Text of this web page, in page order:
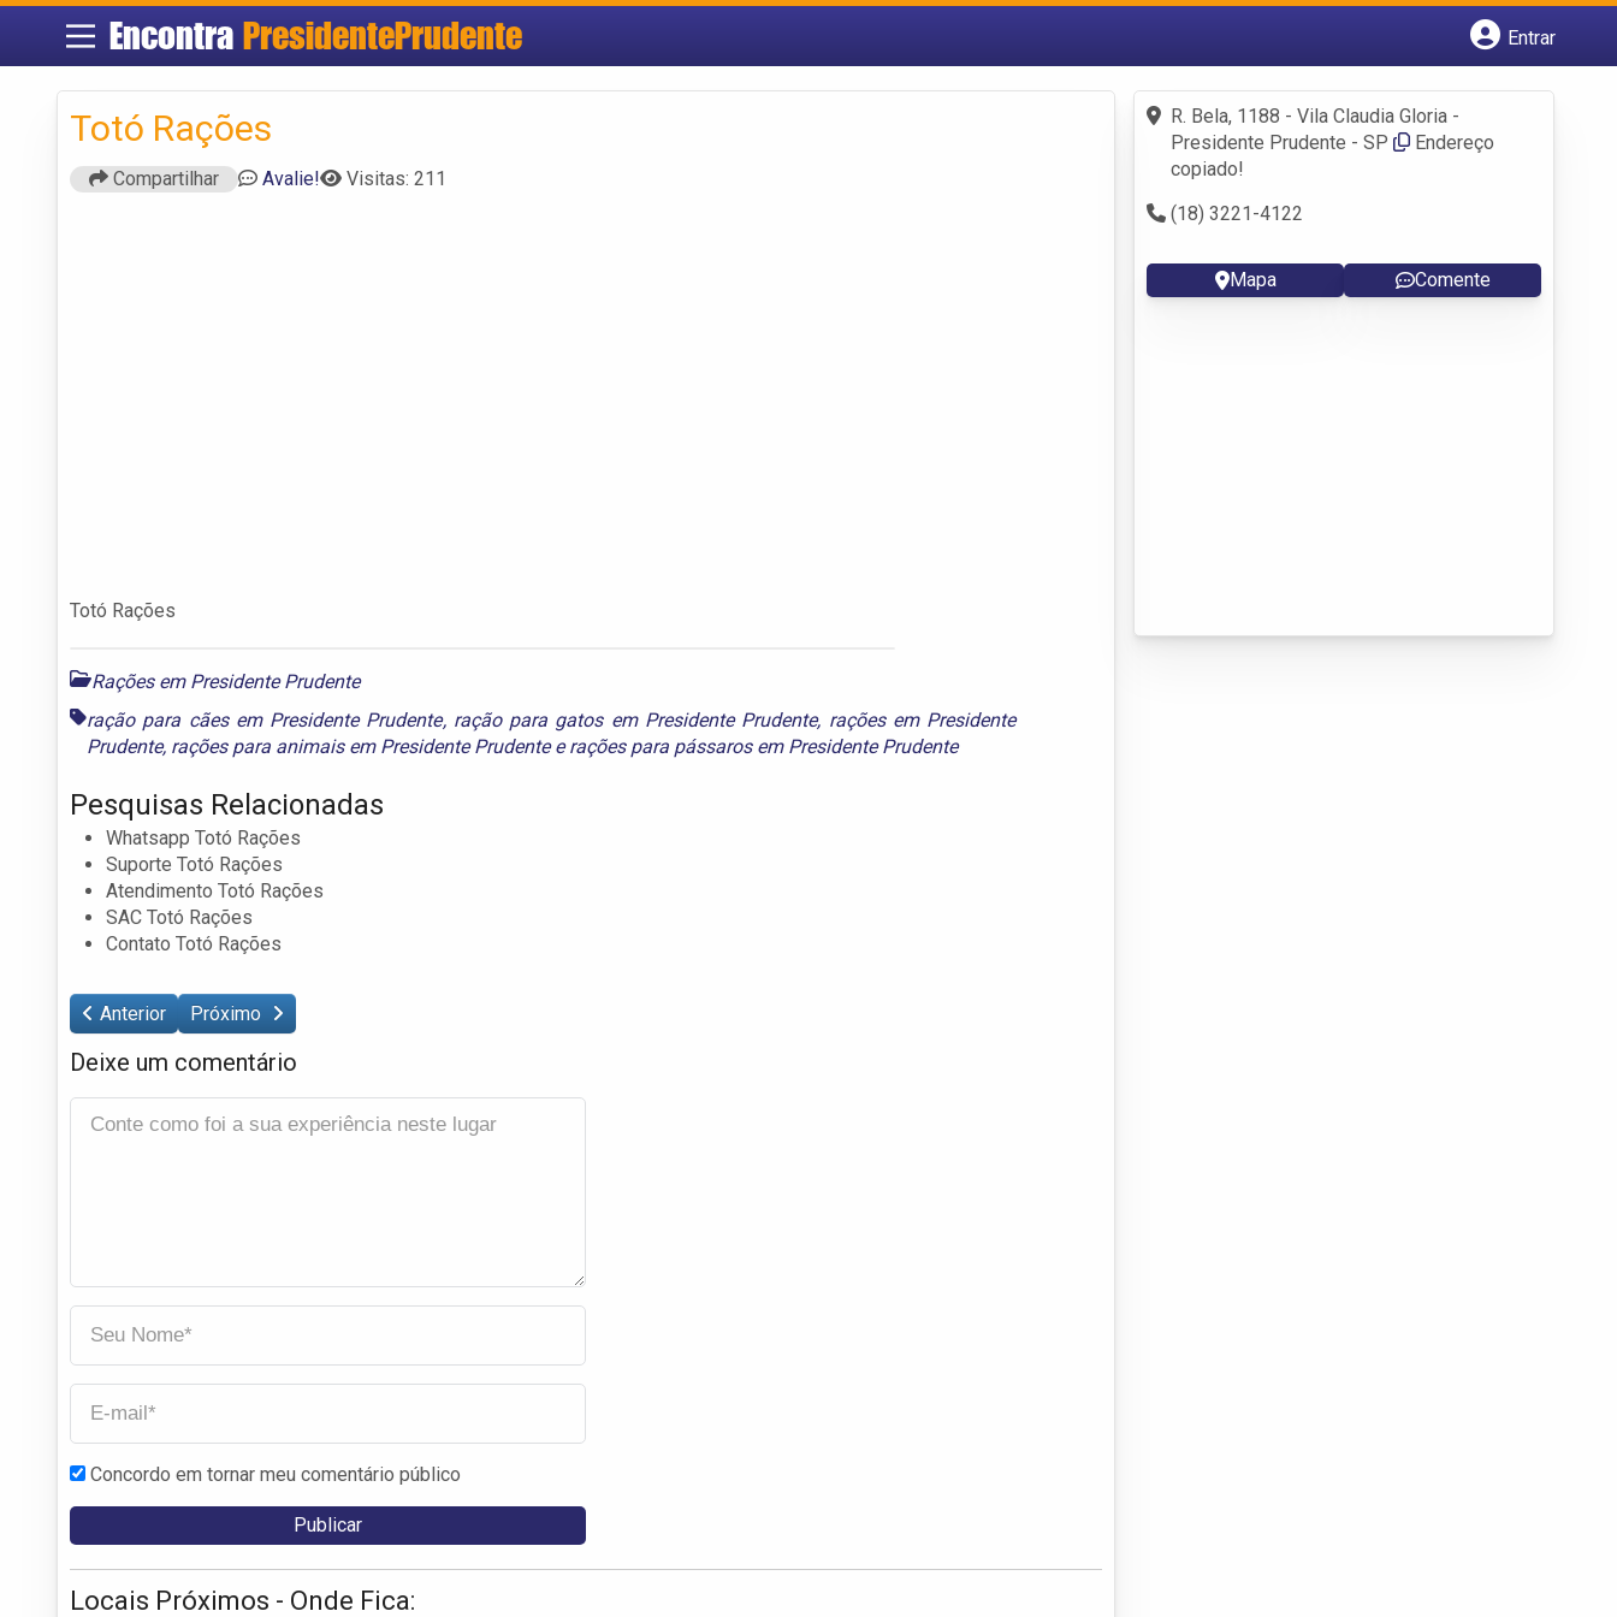
Encontra PresidentePrudente
Entrar
Fazer login
Criar conta
Totó Rações
Compartilhar Avalie! Visitas: 211
Totó Rações
Rações em Presidente Prudente
ração para cães em Presidente Prudente, ração para gatos em Presidente Prudente, rações em Presidente
Prudente, rações para animais em Presidente Prudenteerações para pássaros em Presidente Prudente
Pesquisas Relacionadas
Whatsapp Totó Rações
Suporte Totó Rações
Atendimento Totó Rações
SAC Totó Rações
Contato Totó Rações
Anterior Próximo
Deixe um comentário
Concordo em tornar meu comentário público
Locais Próximos - Onde Fica:
R. Bela, 1188 - Vila Claudia Gloria -
Presidente Prudente - SP
Endereço
copiado!
(18) 3221-4122
Mapa Comente